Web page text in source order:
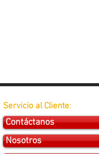
Servicio al Cliente:
Contáctanos
Nosotros